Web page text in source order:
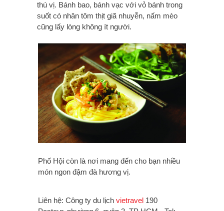
thú vị. Bánh bao, bánh vạc với vỏ bánh trong
suốt có nhân tôm thịt giã nhuyễn, nấm mèo
cũng lấy lòng không ít người.
Phố Hội còn là nơi mang đến cho bạn nhiều
món ngon đậm đà hương vị.
Liên hệ: Công ty du lịch vietravel 190